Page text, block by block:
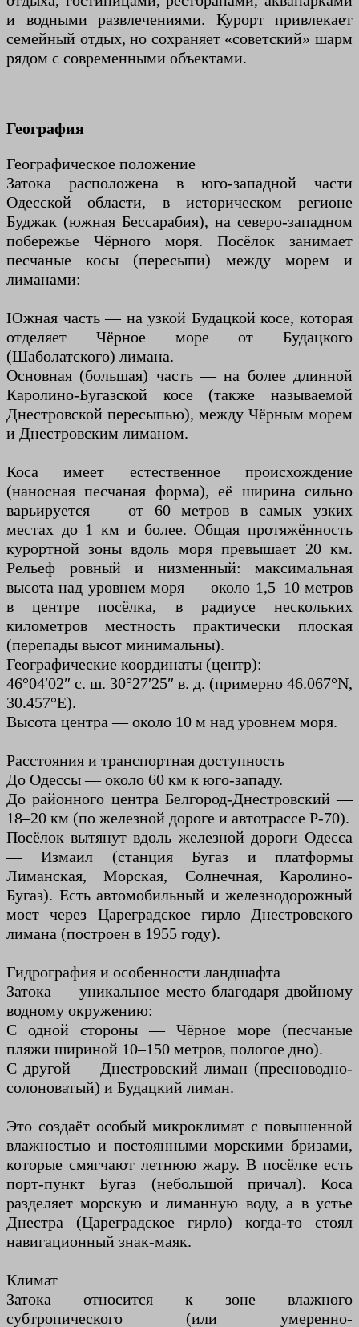
и водными развлечениями. Курорт привлекает
семейный отдых, но сохраняет «советский» шарм
рядом с современными объектами.
География
Географическое положение
Затока расположена в юго-западной части
Одесской области, в историческом регионе
Буджак (южная Бессарабия), на северо-западном
побережье Чёрного моря. Посёлок занимает
песчаные косы (пересыпи) между морем и
лиманами:
Южная часть — на узкой Будацкой косе, которая
отделяет Чёрное море от Будацкого
(Шаболатского) лимана.
Основная (большая) часть — на более длинной
Каролино-Бугазской косе (также называемой
Днестровской пересыпью), между Чёрным морем
и Днестровским лиманом.
Коса имеет естественное происхождение
(наносная песчаная форма), её ширина сильно
варьируется — от 60 метров в самых узких
местах до 1 км и более. Общая протяжённость
курортной зоны вдоль моря превышает 20 км.
Рельеф ровный и низменный: максимальная
высота над уровнем моря — около 1,5–10 метров
в центре посёлка, в радиусе нескольких
километров местность практически плоская
(перепады высот минимальны).
Географические координаты (центр):
46°04′02″ с. ш. 30°27′25″ в. д. (примерно 46.067°N,
30.457°E).
Высота центра — около 10 м над уровнем моря.
Расстояния и транспортная доступность
До Одессы — около 60 км к юго-западу.
До районного центра Белгород-Днестровский —
18–20 км (по железной дороге и автотрассе Р-70).
Посёлок вытянут вдоль железной дороги Одесса
— Измаил (станция Бугаз и платформы
Лиманская, Морская, Солнечная, Каролино-
Бугаз). Есть автомобильный и железнодорожный
мост через Цареградское гирло Днестровского
лимана (построен в 1955 году).
Гидрография и особенности ландшафта
Затока — уникальное место благодаря двойному
водному окружению:
С одной стороны — Чёрное море (песчаные
пляжи шириной 10–150 метров, пологое дно).
С другой — Днестровский лиман (пресноводно-
солоноватый) и Будацкий лиман.
Это создаёт особый микроклимат с повышенной
влажностью и постоянными морскими бризами,
которые смягчают летнюю жару. В посёлке есть
порт-пункт Бугаз (небольшой причал). Коса
разделяет морскую и лиманную воду, а в устье
Днестра (Цареградское гирло) когда-то стоял
навигационный знак-маяк.
Климат
Затока относится к зоне влажного
субтропического (или умеренно-